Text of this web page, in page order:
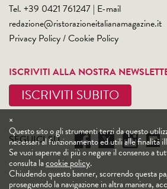
Tel. +39 0421 761247 | E-mail
redazione@ristorazioneitalianamagazine.it
Privacy Policy/Cookie Policy
ISCRIVITI ALLA NOSTRA
ISCRIVITI SUBITO
SEGUICI SU
×
Questo sito o gli strumenti terzi da questo
necessari al funzionamento ed utili alle finalità
Se vuoi saperne di più o negare il consenso a
consulta lacookie policy.
Chiudendo questo banner, scorrendo questa
proseguendo la navigazione in altra maniera,